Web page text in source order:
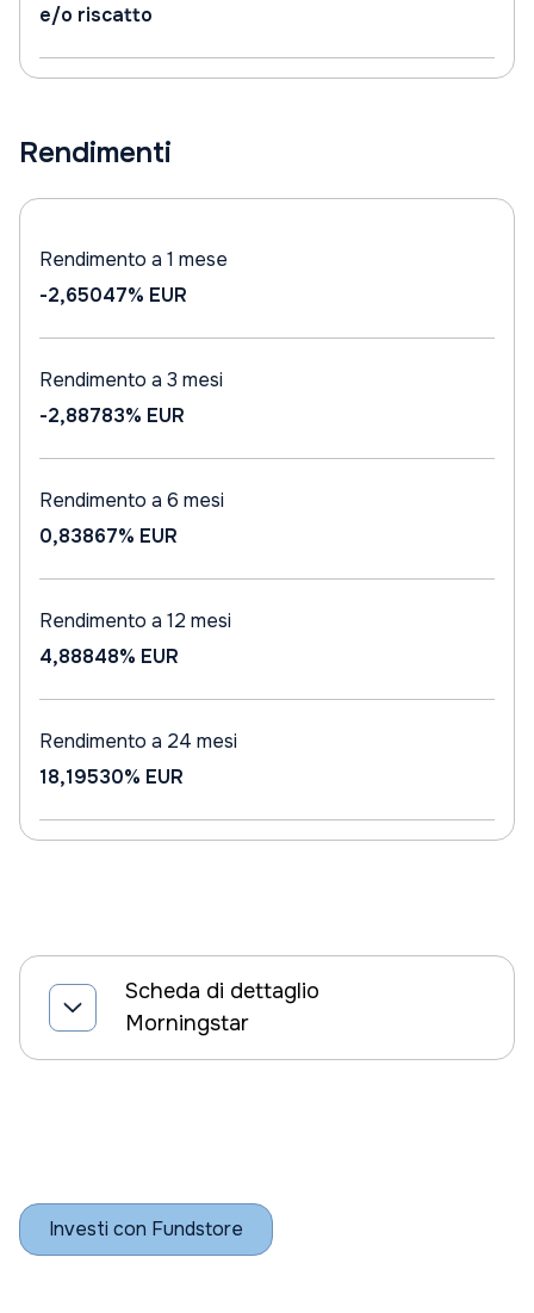
e/o riscatto
Rendimenti
Rendimento a 1 mese
-2,65047% EUR
Rendimento a 3 mesi
-2,88783% EUR
Rendimento a 6 mesi
0,83867% EUR
Rendimento a 12 mesi
4,88848% EUR
Rendimento a 24 mesi
18,19530% EUR
Scheda di dettaglio
Morningstar
Investi con Fundstore